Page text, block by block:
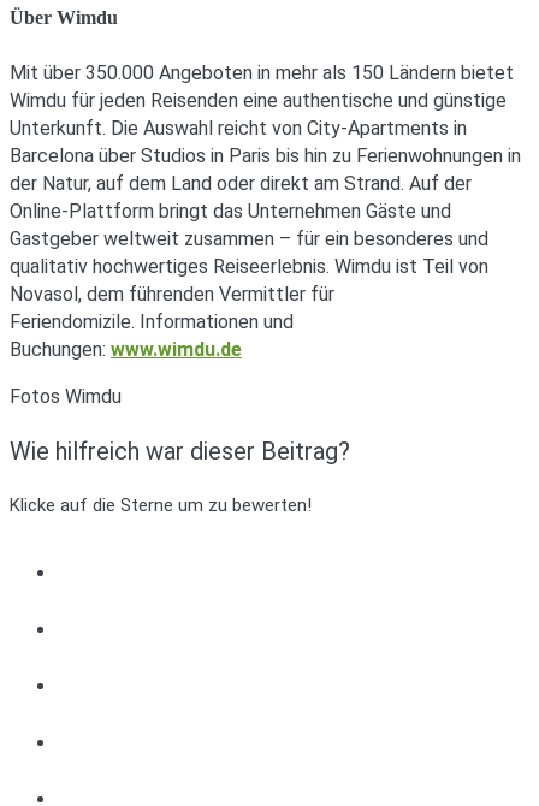
Über Wimdu
Mit über 350.000 Angeboten in mehr als 150 Ländern bietet
Wimdu für jeden Reisenden eine authentische und günstige
Unterkunft. Die Auswahl reicht von City-Apartments in
Barcelona über Studios in Paris bis hin zu Ferienwohnungen in
der Natur, auf dem Land oder direkt am Strand. Auf der
Online-Plattform bringt das Unternehmen Gäste und
Gastgeber weltweit zusammen – für ein besonderes und
qualitativ hochwertiges Reiseerlebnis. Wimdu ist Teil von
Novasol, dem führenden Vermittler für
Feriendomizile. Informationen und
Buchungen: www.wimdu.de
Fotos Wimdu
Wie hilfreich war dieser Beitrag?
Klicke auf die Sterne um zu bewerten!